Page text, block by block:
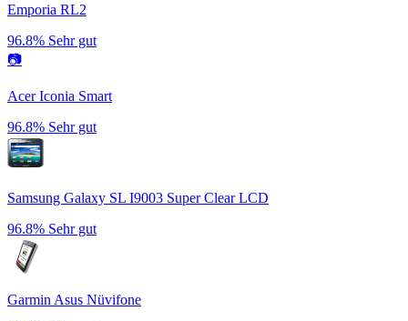
Emporia RL2
96.8% Sehr gut
📷
Acer Iconia Smart
96.8% Sehr gut
Samsung Galaxy SL I9003 Super Clear LCD
96.8% Sehr gut
Garmin Asus Nüvifone